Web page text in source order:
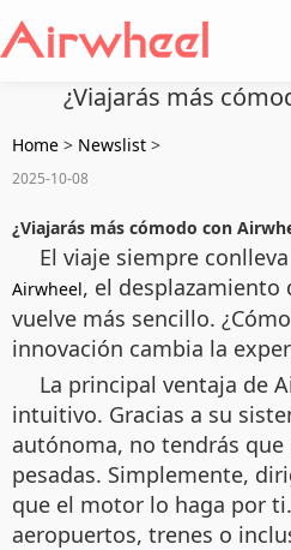
¿Viajarás más
Home > Newslist >
2025-10-08
¿Viajarás más cómodo con
El viaje siempre
Airwheel, el desplazamiento
vuelve más sencillo.
innovación cambia la
La principal ventaja de
intuitivo. Gracias a su
autónoma, no tendrás
pesadas. Simplemente,
que el motor lo haga por
aeropuertos, trenes o